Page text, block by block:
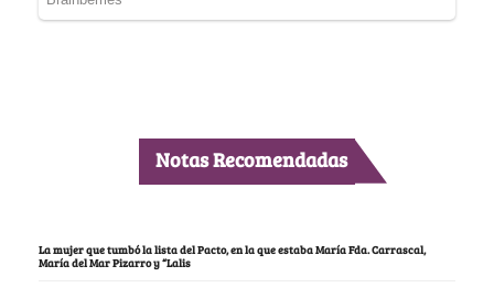
Notas Recomendadas
La mujer que tumbó la lista del Pacto, en la que estaba María Fda. Carrascal,
María del Mar Pizarro y “Lalis